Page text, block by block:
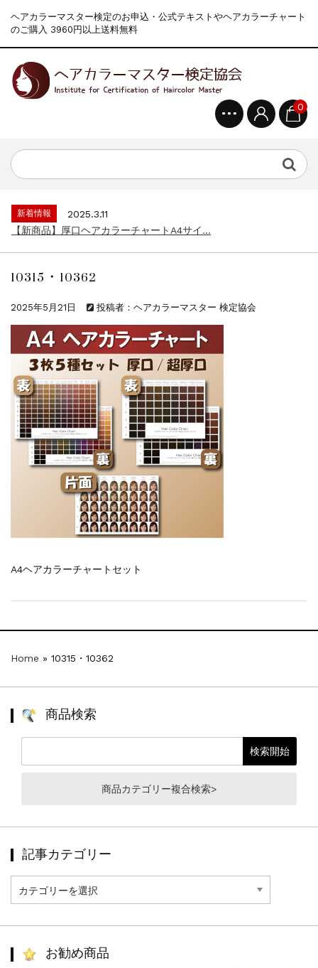
ヘアカラーマスター検定のお申込・公式テキストやヘアカラーチャート
のご購入 3960円以上送料無料
0
一部ヘアカラーチャートのお値引きを行いま...
新着情報
2026.7.1
新着情報
2025.3.11
【新商品】厚口ヘアカラーチャートA4サイ...
新着情報
2024.4.10
新着情報
一部ヘアカラーチャートのお値引きを行いま...
新着情報
2026.7.1
2026年度夏季・シルバーウィーク休業の...
新着情報
2025.3.11
【新商品】厚口ヘアカラーチャートA4サイ...
新着情報
2024.7.2
9月24日頃よりオンラインショップの送料...
新着情報
2024.4.10
在庫処分セールのお知らせ【なくなり次第終...
2024.4.9
一部ヘアカラーチャートのお値引きを行いま...
10315・10362
2025年5月21日 投稿者：ヘアカラーマスター 検定協会
A4ヘアカラーチャートセット
Home » 10315・10362
商品検索
商品カテゴリー複合検索>
記事カテゴリー
事
カ
お勧め商品